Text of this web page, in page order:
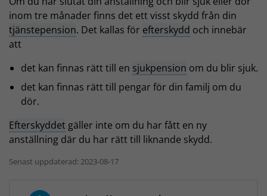
inom tre månader finns det ett visst skydd från din
tjänstepension. Det kallas för efterskydd och innebär
att
det kan finnas rätt till en sjukpension om du blir sjuk.
det kan finnas rätt till pengar för din familj om du
dör.
Efterskyddet gäller inte om du har fått en ny
anställning där du har rätt till liknande skydd.
Senast uppdaterad: 2023-08-17